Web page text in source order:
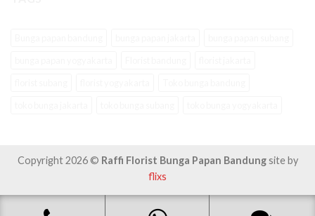
Copyright 2026 © Raffi Florist Bunga Papan Bandungsite by
flixs